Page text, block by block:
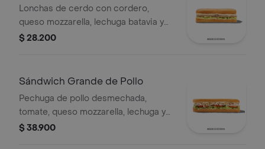
Lonchas de cerdo con cordero,
queso mozzarella, lechuga batavia y
salsa Qbano
$ 28.200
Sándwich Grande de Pollo
Pechuga de pollo desmechada,
tomate, queso mozzarella, lechuga y
mayonesa.
$ 38.900